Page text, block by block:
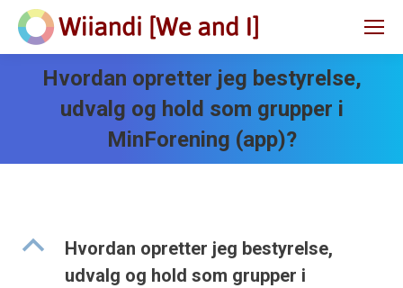
Hvordan opretter jeg bestyrelse,
udvalg og hold som grupper i
MinForening (app)?
B
Hvordan opretter jeg bestyrelse,
udvalg og hold som grupper i